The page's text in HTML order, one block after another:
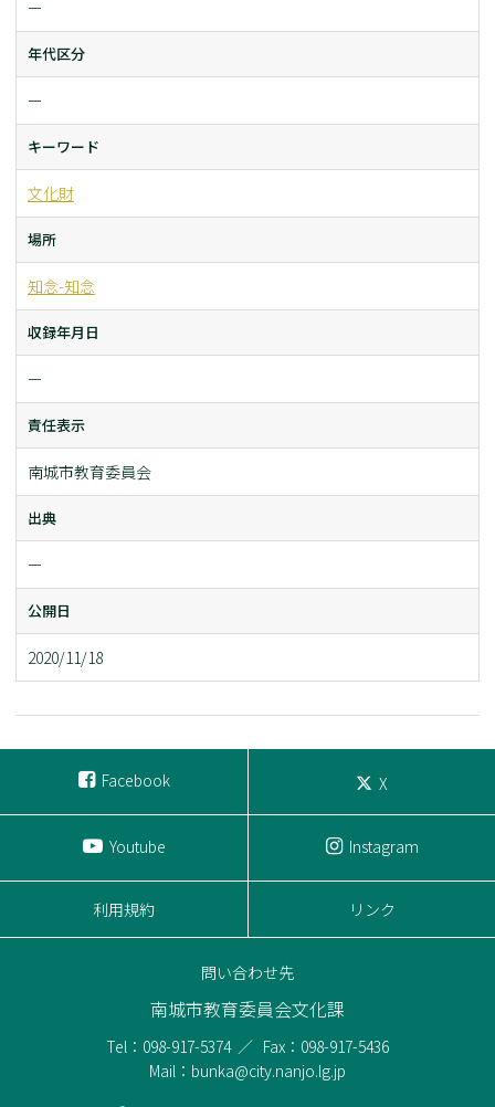
ー
年代区分
ー
キーワード
文化財
場所
知念-知念
収録年月日
ー
責任表示
南城市教育委員会
出典
ー
公開日
2020/11/18
Facebook X
Youtube Instagram
利用規約 リンク
問い合わせ先
南城市教育委員会文化課
Tel：098-917-5374
Fax：098-917-5436
Mail：bunka@city.nanjo.lg.jp